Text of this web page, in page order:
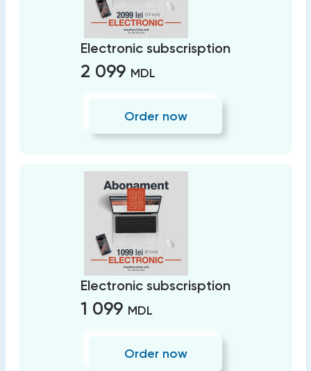
Electronic subscrisption
2 099 MDL
Order now
Electronic subscrisption
1 099 MDL
Order now